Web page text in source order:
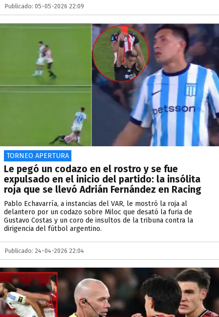
Publicado: 05-05-2026 22:09
TORNEO APERTURA
Le pegó un codazo en el rostro y se fue
expulsado en el inicio del partido: la insólita
roja que se llevó Adrián Fernández en Racing
Pablo Echavarría, a instancias del VAR, le mostró la roja al
delantero por un codazo sobre Miloc que desató la furia de
Gustavo Costas y un coro de insultos de la tribuna contra la
dirigencia del fútbol argentino.
Publicado: 24-04-2026 22:04